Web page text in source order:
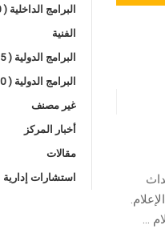
…
البرامج الداخلية ( 10 أيام )
الفنية
البرامج الدولية ( 5 أيام )
البرامج الدولية ( 10 أيام )
غير مصنف
أخبار المركز
مقالات
استشارات إدارية